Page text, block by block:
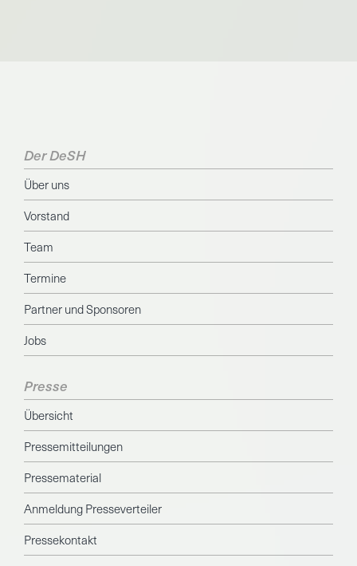
Der DeSH
Über uns
Vorstand
Team
Termine
Partner und Sponsoren
Jobs
Presse
Übersicht
Pressemitteilungen
Pressematerial
Anmeldung Presseverteiler
Pressekontakt